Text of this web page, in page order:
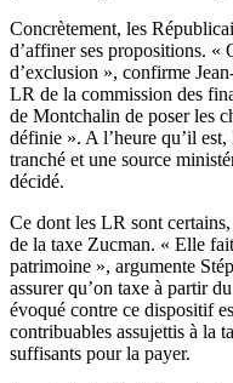
Concrètement, les
d’affiner ses propositions. «
d’exclusion », confirme
LR de la commission des
de Montchalin de poser les
définie ». A l’heure qu’il
tranché et une source
décidé.
Ce dont les LR sont
de la taxe Zucman. « Elle
patrimoine », argumente
assurer qu’on taxe à partir
évoqué contre ce dispositif
contribuables assujettis à la
suffisants pour la payer.